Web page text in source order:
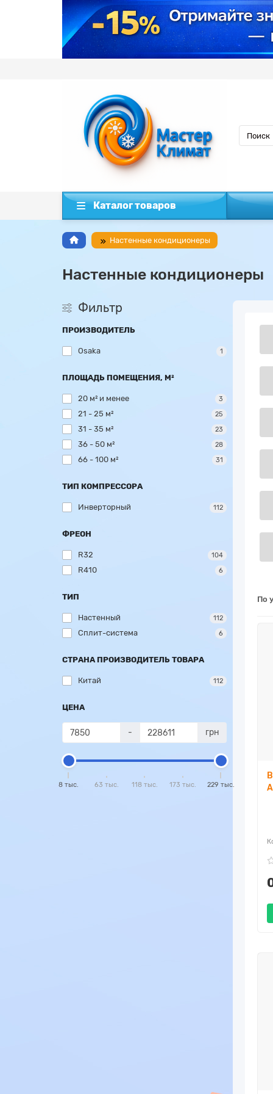
Каталог товаров
Настенные кондиционеры
Настенные кондиционеры
Фильтр
ПРОИЗВОДИТЕЛЬ
Osaka 1
ПЛОЩАДЬ ПОМЕЩЕНИЯ, М²
20 м² и менее 3
21 - 25 м² 25
31 - 35 м² 23
36 - 50 м² 28
66 - 100 м² 31
ТИП КОМПРЕССОРА
Инверторный 112
ФРЕОН
R32 104
R410 6
ТИП
Настенный 112
Сплит-система 6
СТРАНА ПРОИЗВОДИТЕЛЬ ТОВАРА
Китай 112
ЦЕНА
- грн
8 тыс. 63 тыс. 118 тыс. 173 тыс. 229 тыс.
По